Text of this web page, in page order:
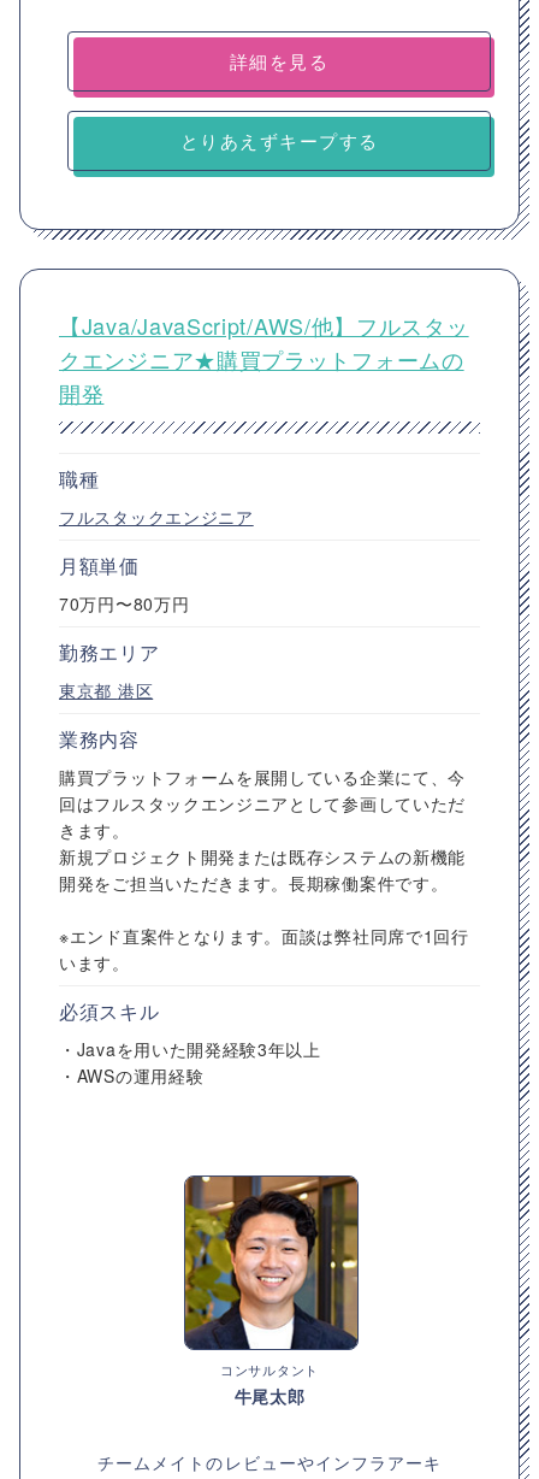
詳細を見る
とりあえずキープする
【Java/JavaScript/AWS/他】フルスタッ
クエンジニア★購買プラットフォームの
開発
職種
フルスタックエンジニア
月額単価
70万円〜80万円
勤務エリア
東京都 港区
業務内容
購買プラットフォームを展開している企業にて、今
回はフルスタックエンジニアとして参画していただ
きます。
新規プロジェクト開発または既存システムの新機能
開発をご担当いただきます。長期稼働案件です。
※エンド直案件となります。面談は弊社同席で1回行
います。
必須スキル
・Javaを用いた開発経験3年以上
・AWSの運用経験
コンサルタント
牛尾太郎
チームメイトのレビューやインフラアーキ